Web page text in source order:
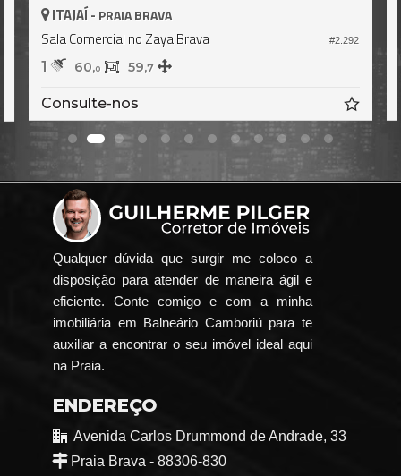
#2.292
ITAJAÍ - PRAIA BRAVA
Sala Comercial no Zaya Brava
1 60,0 59,7
Consulte-nos
Qualquer dúvida que surgir me coloco a
disposição para atender de maneira ágil e
eficiente. Conte comigo e com a minha
imobiliária em Balneário Camboriú para te
auxiliar a encontrar o seu imóvel ideal aqui
na Praia.
ENDEREÇO
Avenida Carlos Drummond de Andrade, 33
Praia Brava - 88306-830